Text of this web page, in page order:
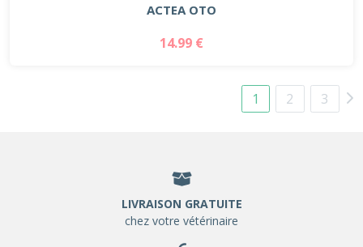
ACTEA OTO
14.99 €
1 2 3
LIVRAISON GRATUITE
chez votre vétérinaire